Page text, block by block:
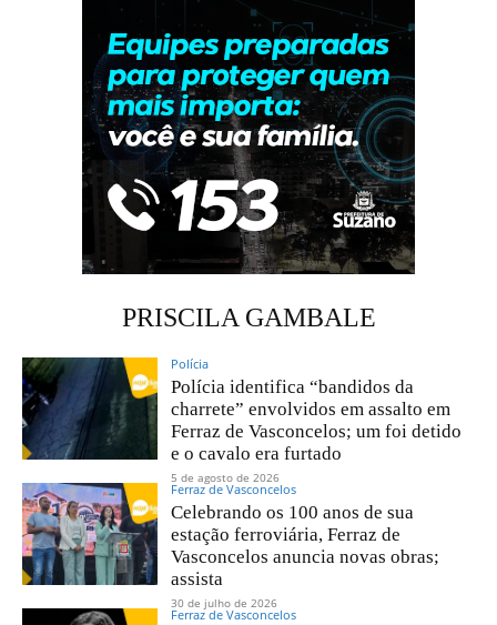
PRISCILA GAMBALE
Polícia
Polícia identifica “bandidos da
charrete” envolvidos em assalto em
Ferraz de Vasconcelos; um foi detido
e o cavalo era furtado
5 de agosto de 2026
Ferraz de Vasconcelos
Celebrando os 100 anos de sua
estação ferroviária, Ferraz de
Vasconcelos anuncia novas obras;
assista
30 de julho de 2026
Ferraz de Vasconcelos